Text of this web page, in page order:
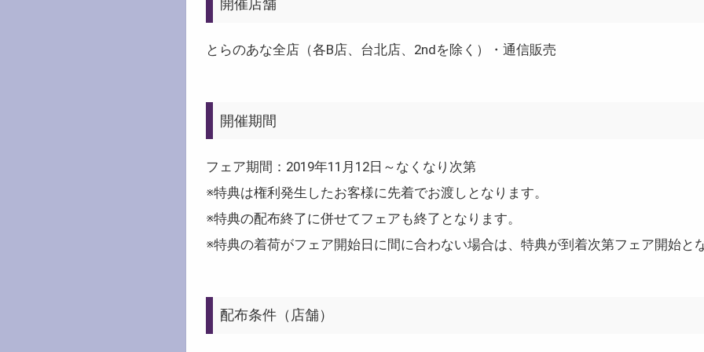
開催店舗
とらのあな全店（各B店、台北店、2ndを除く）・通信販売
開催期間
フェア期間：2019年11月12日～なくなり次第
※特典は権利発生したお客様に先着でお渡しとなります。
※特典の配布終了に併せてフェアも終了となります。
※特典の着荷がフェア開始日に間に合わない場合は、特典が到着次第フェア開始と
配布条件（店舗）